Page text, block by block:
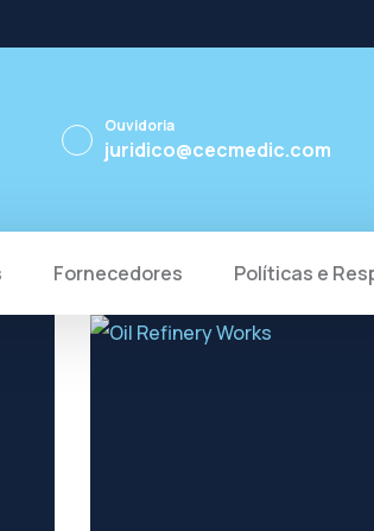
Ouvidoria
juridico@cecmedic.com
Fornecedores Políticas e